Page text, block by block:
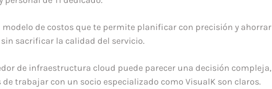
modelo de costos que te permite planificar con precisión y ahorrar
sacrificar la calidad del servicio.
de infraestructura cloud puede parecer una decisión compleja,
trabajar con un socio especializado como VisualK son claros.